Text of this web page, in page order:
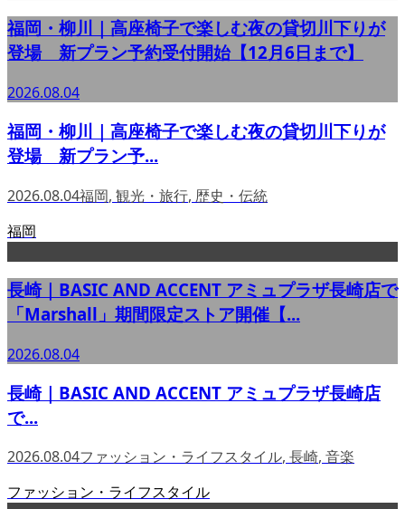
福岡・柳川｜高座椅子で楽しむ夜の貸切川下りが
登場 新プラン予約受付開始【12月6日まで】
2026.08.04
福岡・柳川｜高座椅子で楽しむ夜の貸切川下りが
登場 新プラン予...
2026.08.04福岡, 観光・旅行, 歴史・伝統
福岡
長崎｜BASIC AND ACCENT アミュプラザ長崎店で
「Marshall」期間限定ストア開催【...
2026.08.04
長崎｜BASIC AND ACCENT アミュプラザ長崎店
で...
2026.08.04ファッション・ライフスタイル, 長崎, 音楽
ファッション・ライフスタイル